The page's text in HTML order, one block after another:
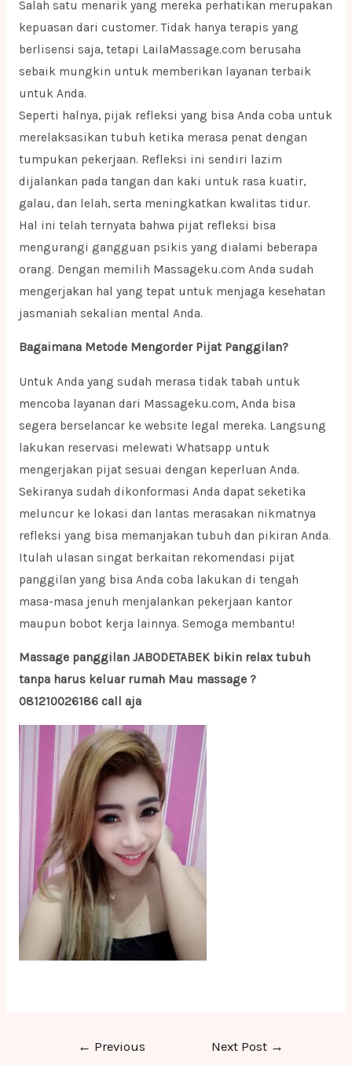
Salah satu menarik yang mereka perhatikan merupakan
kepuasan dari customer. Tidak hanya terapis yang
berlisensi saja, tetapi LailaMassage.com berusaha
sebaik mungkin untuk memberikan layanan terbaik
untuk Anda.
Seperti halnya, pijak refleksi yang bisa Anda coba untuk
merelaksasikan tubuh ketika merasa penat dengan
tumpukan pekerjaan. Refleksi ini sendiri lazim
dijalankan pada tangan dan kaki untuk rasa kuatir,
galau, dan lelah, serta meningkatkan kwalitas tidur.
Hal ini telah ternyata bahwa pijat refleksi bisa
mengurangi gangguan psikis yang dialami beberapa
orang. Dengan memilih Massageku.com Anda sudah
mengerjakan hal yang tepat untuk menjaga kesehatan
jasmaniah sekalian mental Anda.
Bagaimana Metode Mengorder Pijat Panggilan?
Untuk Anda yang sudah merasa tidak tabah untuk
mencoba layanan dari Massageku.com, Anda bisa
segera berselancar ke website legal mereka. Langsung
lakukan reservasi melewati Whatsapp untuk
mengerjakan pijat sesuai dengan keperluan Anda.
Sekiranya sudah dikonformasi Anda dapat seketika
meluncur ke lokasi dan lantas merasakan nikmatnya
refleksi yang bisa memanjakan tubuh dan pikiran Anda.
Itulah ulasan singat berkaitan rekomendasi pijat
panggilan yang bisa Anda coba lakukan di tengah
masa-masa jenuh menjalankan pekerjaan kantor
maupun bobot kerja lainnya. Semoga membantu!
Massage panggilan JABODETABEK bikin relax tubuh
tanpa harus keluar rumah Mau massage ?
081210026186 call aja
← Previous
Next Post →